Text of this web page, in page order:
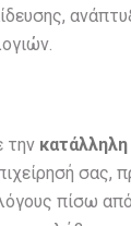
την
σας,
πίσω